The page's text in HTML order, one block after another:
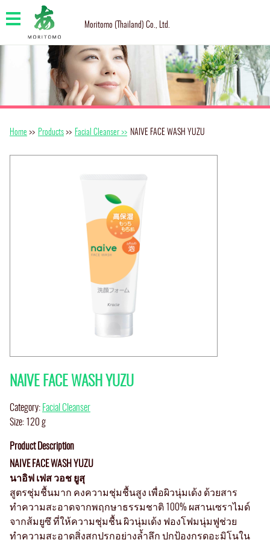
Moritomo (Thailand) Co., Ltd.
Home >> Products >> Facial Cleanser >> NAIVE FACE WASH YUZU
NAIVE FACE WASH YUZU
Category: Facial Cleanser
Size: 120 g
Product Description
NAIVE FACE WASH YUZU
นาอิฟ เฟส วอช ยูสุ
สูตรชุ่มชื้นมาก คงความชุ่มชื้นสูง เพื่อผิวนุ่มเด้ง ด้วยสาร
ทำความสะอาดจากพฤกษาธรรมชาติ 100% ผสานเซราไมด์
จากส้มยูซึ ที่ให้ความชุ่มชื้น ผิวนุ่มเด้ง ฟองโฟมนุ่มฟูช่วย
ทำความสะอาดสิ่งสกปรกอย่างล้ำลึก ปกป้องกรดอะมิโนใน